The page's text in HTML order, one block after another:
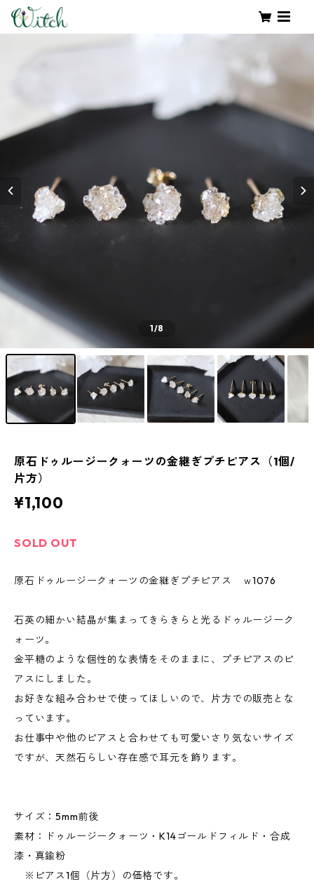
1/8
原石ドゥルージークォーツの金継ぎプチピアス（1個/
片方）
¥1,100
SOLD OUT
原石ドゥルージークォーツの金継ぎプチピアス ｗ1076
石英の細かい結晶が集まってきらきらと光るドゥルージーク
ォーツ。
金平糖のような個性的な表情をそのままに、プチピアスのピ
アスにしました。
お好きな組み合わせで使ってほしいので、片方での販売とな
っています。
お仕事中や他のピアスと合わせても可愛いさり気ないサイズ
ですが、天然石らしい存在感で耳元を飾ります。
サイズ：5mm前後
素材：ドゥルージークォーツ・K14ゴールドフィルド・合成
漆・真鍮粉
※ピアス1個（片方）の価格です。